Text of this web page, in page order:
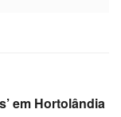
em Hortolândia